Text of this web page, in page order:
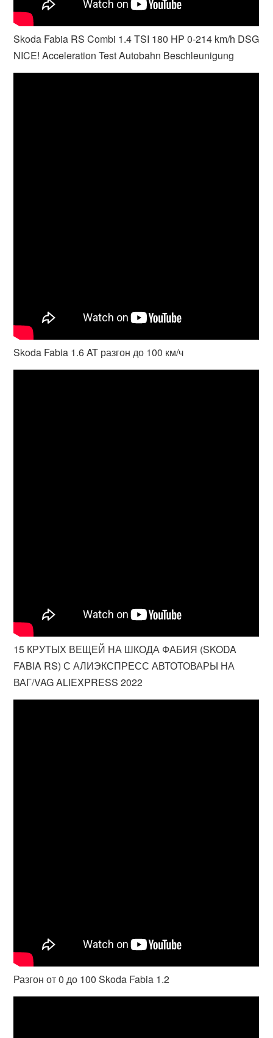
Skoda Fabia RS Combi 1.4 TSI 180 HP 0-214 km/h DSG
NICE! Acceleration Test Autobahn Beschleunigung
Skoda Fabia 1.6 AT разгон до 100 км/ч
15 КРУТЫХ ВЕЩЕЙ НА ШКОДА ФАБИЯ (SKODA
FABIA RS) С АЛИЭКСПРЕСС АВТОТОВАРЫ НА
ВАГ/VAG ALIEXPRESS 2022
Разгон от 0 до 100 Skoda Fabia 1.2